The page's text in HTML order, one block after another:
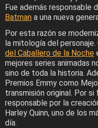
Fue además responsable
Batman a una nueva
Por esta razón se
la mitología del
del Caballero de la Noche
mejores series animadas
sino de toda la historia.
Premios Emmy como
transmisión original. Por
responsable por la
Harley Quinn, uno de los
día.